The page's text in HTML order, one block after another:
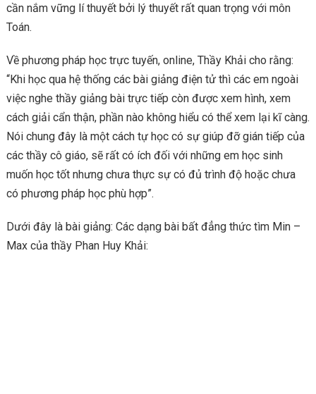
cần nắm vững lí thuyết bởi lý thuyết rất quan trọng với môn
Toán.
Về phương pháp học trực tuyến, online, Thầy Khải cho rằng:
“Khi học qua hệ thống các bài giảng điện tử thì các em ngoài
việc nghe thầy giảng bài trực tiếp còn được xem hình, xem
cách giải cẩn thận, phần nào không hiểu có thể xem lại kĩ càng.
Nói chung đây là một cách tự học có sự giúp đỡ gián tiếp của
các thầy cô giáo, sẽ rất có ích đối với những em học sinh
muốn học tốt nhưng chưa thực sự có đủ trình độ hoặc chưa
có phương pháp học phù hợp”.
Dưới đây là bài giảng: Các dạng bài bất đẳng thức tìm Min –
Max của thầy Phan Huy Khải: